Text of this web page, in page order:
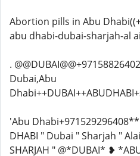
Abortion pills in Abu
abu dhabi-dubai-sharjah-al
.
Dubai,Abu
'Abu
DHABI " Dubai " Sharjah "
SHARJAH " @*DUBAI* ❥